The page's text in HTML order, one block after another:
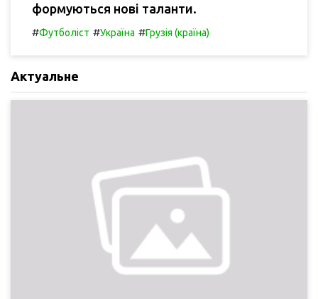
формуються нові таланти.
#Футболіст #Україна #Грузія (країна)
Актуальне